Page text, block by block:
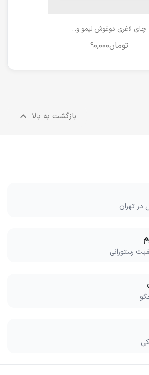
چای لاغری دوغوش لیمو و...
بازگشت به بالا 
تهران
رستورانی